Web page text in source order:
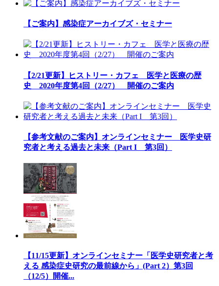
【ご案内】感染症アーカイブズ・セミナー
【2/21更新】ヒストリー・カフェ 医学と医療の歴
史 2020年度第4回（2/27） 開催のご案内
【参考文献のご案内】オンラインセミナー 医学史研
究者と考える過去と未来（Part I 第3回）
【11/15更新】オンラインセミナー「医学史研究者と考
える 感染症史研究の最前線から」(Part 2）第3回
（12/5）開催...